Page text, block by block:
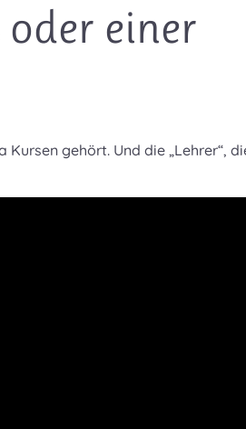
einer
gehört. Und die „Lehrer“,